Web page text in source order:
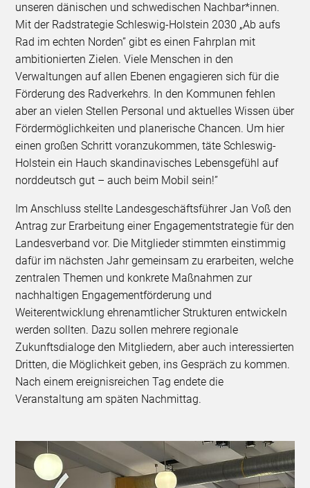
unseren dänischen und schwedischen Nachbar*innen.
Mit der Radstrategie Schleswig-Holstein 2030 „Ab aufs
Rad im echten Norden” gibt es einen Fahrplan mit
ambitionierten Zielen. Viele Menschen in den
Verwaltungen auf allen Ebenen engagieren sich für die
Förderung des Radverkehrs. In den Kommunen fehlen
aber an vielen Stellen Personal und aktuelles Wissen über
Fördermöglichkeiten und planerische Chancen. Um hier
einen großen Schritt voranzukommen, täte Schleswig-
Holstein ein Hauch skandinavisches Lebensgefühl auf
norddeutsch gut – auch beim Mobil sein!”
Im Anschluss stellte Landesgeschäftsführer Jan Voß den
Antrag zur Erarbeitung einer Engagementstrategie für den
Landesverband vor. Die Mitglieder stimmten einstimmig
dafür im nächsten Jahr gemeinsam zu erarbeiten, welche
zentralen Themen und konkrete Maßnahmen zur
nachhaltigen Engagementförderung und
Weiterentwicklung ehrenamtlicher Strukturen entwickeln
werden sollten. Dazu sollen mehrere regionale
Zukunftsdialoge den Mitgliedern, aber auch interessierten
Dritten, die Möglichkeit geben, ins Gespräch zu kommen.
Nach einem ereignisreichen Tag endete die
Veranstaltung am späten Nachmittag.